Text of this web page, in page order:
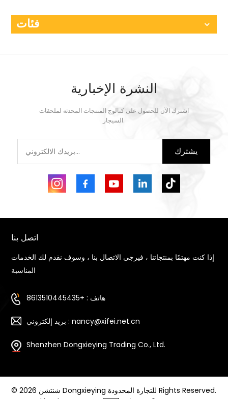
فئات
النشرة الإخبارية
اشترك الآن للحصول على كتالوج المنتجات المحدثة لملحقات
السيجار.
يشترك
اتصل بنا
إذا كنت مهتمًا بمنتجاتنا ، فيرجى الاتصال بنا ، وسوف نقدم لك الخدمات
المناسبة
هاتف : +8613510445435
بريد إلكتروني : nancy@xifei.net.cn
Shenzhen Dongxieying Trading Co., Ltd.
© 2026 شنتشن Dongxieying للتجارة المحدودة Rights Reserved.